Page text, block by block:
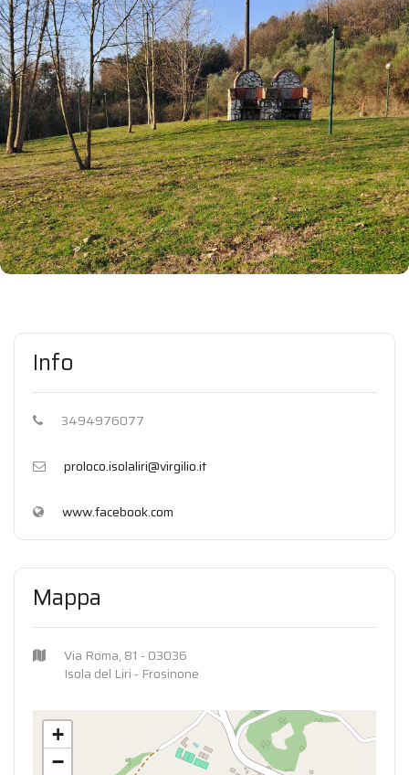
Info
3494976077
proloco.isolaliri@virgilio.it
www.facebook.com
Mappa
Via Roma, 81 - 03036
Isola del Liri - Frosinone
+
−